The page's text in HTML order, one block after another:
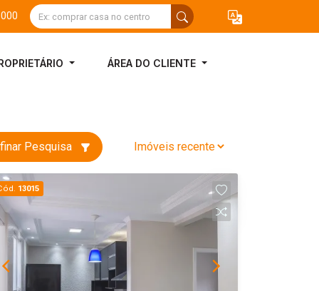
ÁREA DO CLIENTE
Pesquisa
13015